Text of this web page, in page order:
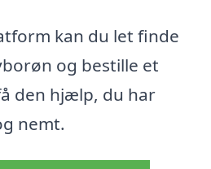
kan du let finde
og bestille et
den hjælp, du har
nemt.